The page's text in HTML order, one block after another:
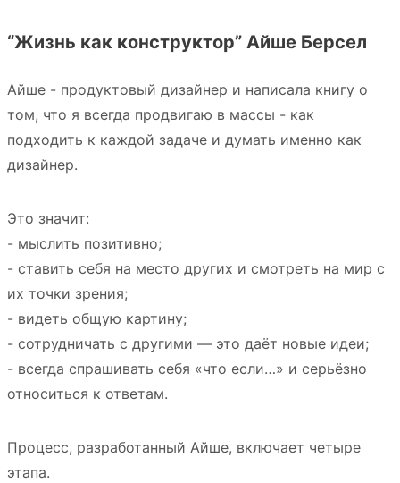
“Жизнь как конструктор” Айше Берсел
Айше - продуктовый дизайнер и написала книгу о
том, что я всегда продвигаю в массы - как
подходить к каждой задаче и думать именно как
дизайнер.
Это значит:
- мыслить позитивно;
- ставить себя на место других и смотреть на мир с
их точки зрения;
- видеть общую картину;
- сотрудничать с другими — это даёт новые идеи;
- всегда спрашивать себя «что если…» и серьёзно
относиться к ответам.
Процесс, разработанный Айше, включает четыре
этапа.